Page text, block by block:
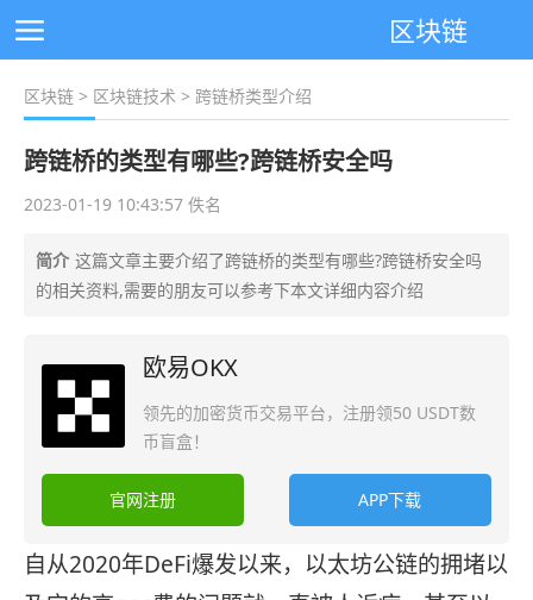
区块链
区块链 > 区块链技术 > 跨链桥类型介绍
跨链桥的类型有哪些?跨链桥安全吗
2023-01-19 10:43:57 佚名
简介 这篇文章主要介绍了跨链桥的类型有哪些?跨链桥安全吗
的相关资料,需要的朋友可以参考下本文详细内容介绍
欧易OKX
领先的加密货币交易平台，注册领50 USDT数
币盲盒！
官网注册 APP下载
自从2020年DeFi爆发以来，以太坊公链的拥堵以